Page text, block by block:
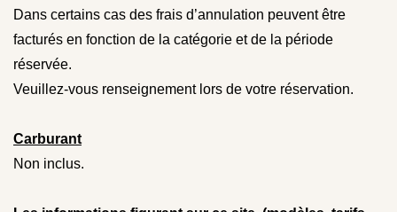
Dans certains cas des frais d’annulation peuvent être
facturés en fonction de la catégorie et de la période
réservée.
Veuillez-vous renseignement lors de votre réservation.
Carburant
Non inclus.